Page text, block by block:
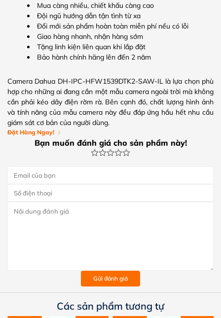
Mua càng nhiều, chiết khấu càng cao
Đội ngũ hướng dẫn tận tình từ xa
Đổi mới sản phẩm hoàn toàn miễn phí nếu có lỗi
Giao hàng nhanh, nhận hàng sớm
Tặng linh kiện liên quan khi lắp đặt
Bảo hành chính hãng lên đến 2 năm
Camera Dahua DH-IPC-HFW1539DTK2-SAW-IL là lựa chọn phù
hợp cho những ai đang cần một mẫu camera ngoài trời mà không
cần phải kéo dây điện rờm rà. Bên cạnh đó, chất lượng hình ảnh
và tính năng của mẫu camera này đều đáp ứng hầu hết nhu cầu
giám sát cơ bản của người dùng.
Đặt Hàng Ngay!
Bạn muốn đánh giá cho sản phẩm này!
Gửi đánh giá
Các sản phẩm tương tự